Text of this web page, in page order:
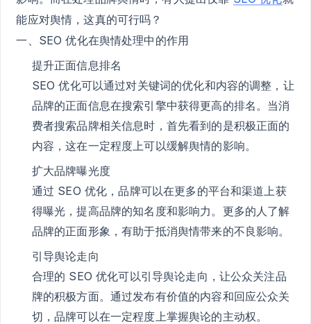
能应对舆情，这真的可行吗？
一、SEO 优化在舆情处理中的作用
提升正面信息排名
SEO 优化可以通过对关键词的优化和内容的调整，让
品牌的正面信息在搜索引擎中获得更高的排名。当消
费者搜索品牌相关信息时，首先看到的是积极正面的
内容，这在一定程度上可以缓解舆情的影响。
扩大品牌曝光度
通过 SEO 优化，品牌可以在更多的平台和渠道上获
得曝光，提高品牌的知名度和影响力。更多的人了解
品牌的正面形象，有助于抵消舆情带来的不良影响。
引导舆论走向
合理的 SEO 优化可以引导舆论走向，让公众关注品
牌的积极方面。通过发布有价值的内容和回应公众关
切，品牌可以在一定程度上掌握舆论的主动权。